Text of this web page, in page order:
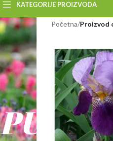
KATEGORIJE PROIZVODA
PUT
Početna/Proizvod